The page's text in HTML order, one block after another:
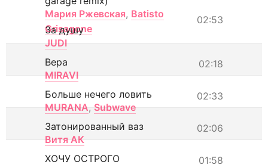
Мария Ржевская, Batisto
Grisagone
02:53
За душу
JUDI
02:18
Вера
MIRAVI
02:33
Больше нечего ловить
MURANA, Subwave
02:06
Затонированный ваз
Витя АК
01:58
ХОЧУ ОСТРОГО